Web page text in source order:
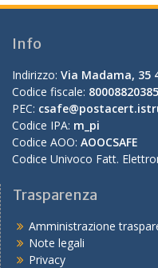
Info
Indirizzo: Via Madama, 35
Codice fiscale: 80008820385
PEC:
Codice IPA: m_pi
Codice AOO: AOOCSAFE
Codice Univoco Fatt.
Trasparenza
Amministrazione
Note legali
Privacy